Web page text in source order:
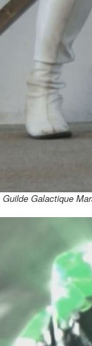
Guilde Galactique